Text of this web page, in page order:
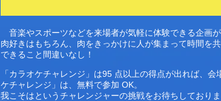
音楽やスポーツなどを来場者が気軽に体験できる企画が
肉好きはもちろ ん、肉をきっかけに人が集まって時間を
できること間違いなし！
「カラオケチャレンジ」は95 点以上の得点が出れば、
ケチャレンジ」は、無料で参加 OK。